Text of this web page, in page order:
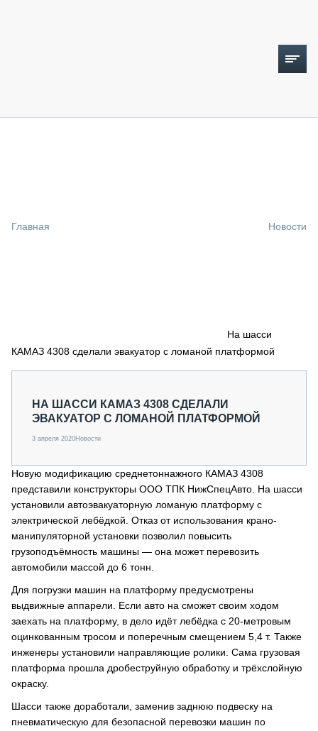
СПЕЦПРОЕКТЫ
О ПРОЕКТЕ
Главная Новости
На шасси
КАМАЗ 4308 сделали эвакуатор с ломаной платформой
НА ШАССИ КАМАЗ 4308 СДЕЛАЛИ
ЭВАКУАТОР С ЛОМАНОЙ ПЛАТФОРМОЙ
3 апреля 2020Новости
Новую модификацию среднетоннажного КАМАЗ 4308
представили конструкторы ООО ТПК НижСпецАвто. На шасси
установили автоэвакуаторную ломаную платформу с
электрической лебёдкой. Отказ от использования крано-
манипуляторной установки позволил повысить
грузоподъёмность машины — она может перевозить
автомобили массой до 6 тонн.
Для погрузки машин на платформу предусмотрены
выдвижные аппарели. Если авто на сможет своим ходом
заехать на платформу, в дело идёт лебёдка с 20-метровым
оцинкованным тросом и поперечным смещением 5,4 т. Также
инженеры установили направляющие ролики. Сама грузовая
платформа прошла дробеструйную обработку и трёхслойную
окраску.
Шасси также доработали, заменив заднюю подвеску на
пневматическую для безопасной перевозки машин по